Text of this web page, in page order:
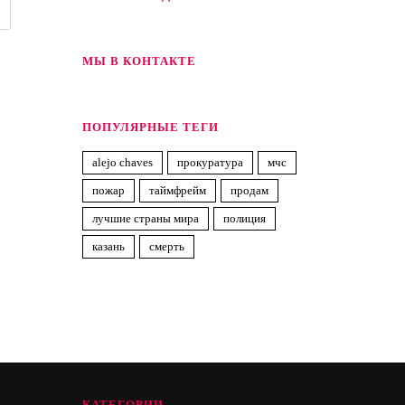
МЫ В КОНТАКТЕ
ПОПУЛЯРНЫЕ ТЕГИ
alejo chaves прокуратура мчс
пожар таймфрейм продам
лучшие страны мира полиция
казань смерть